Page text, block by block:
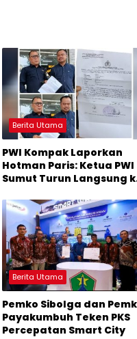
Berita Utama
PWI Kompak Laporkan
Hotman Paris: Ketua PWI
Sumut Turun Langsung
Berita Utama
Pemko Sibolga dan
Payakumbuh Teken PKS
Percepatan Smart City